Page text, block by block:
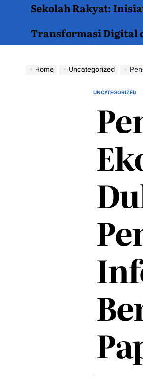
Sekolah Rakyat:
Transformasi Digital
Home Uncategorized
POSTED
UNCATEGORIZED